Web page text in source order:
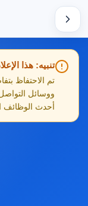
تنبيه: هذا
تم الاحتفاظ
ووسائل
أحدث الوظائف